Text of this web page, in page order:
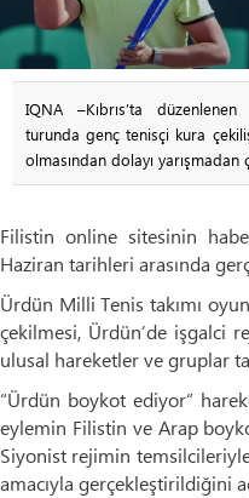
IQNA –Kıbrıs’ta
turunda genç tenisçi kura
olmasından dolayı yarışmadan
Filistin online sitesinin
Haziran tarihleri arasında
Ürdün Milli Tenis takımı
çekilmesi, Ürdün’de işgalci
ulusal hareketler ve gruplar
“Ürdün boykot ediyor”
eylemin Filistin ve Arap
Siyonist rejimin
amacıyla gerçekleştirildiğini